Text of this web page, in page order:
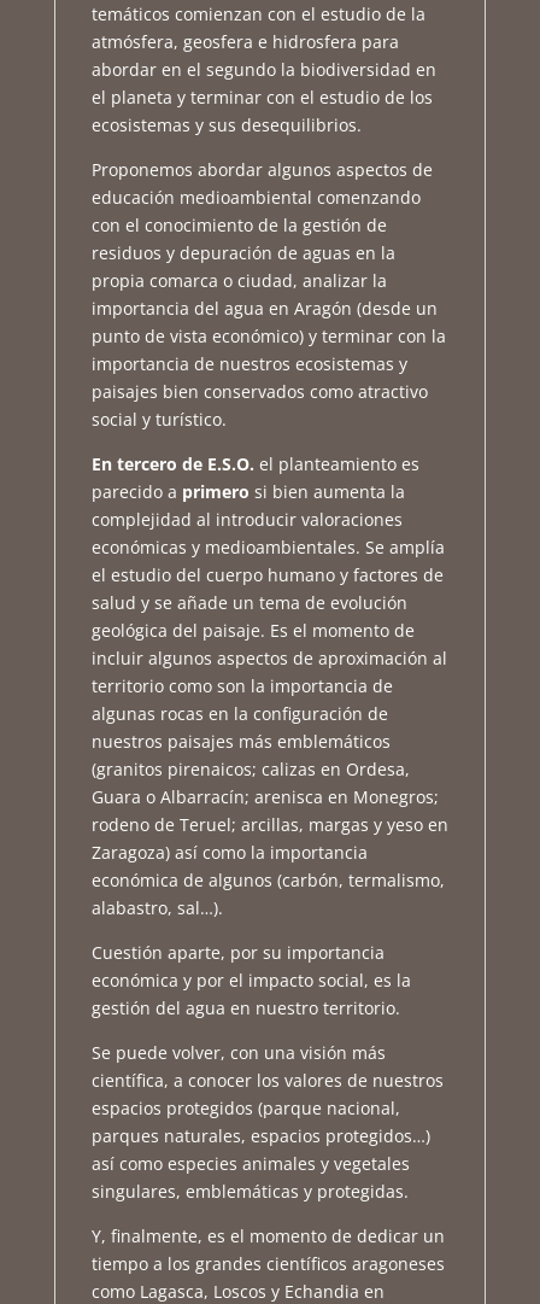
temáticos comienzan con el estudio de la
atmósfera, geosfera e hidrosfera para
abordar en el segundo la biodiversidad en
el planeta y terminar con el estudio de los
ecosistemas y sus desequilibrios.
Proponemos abordar algunos aspectos de
educación medioambiental comenzando
con el conocimiento de la gestión de
residuos y depuración de aguas en la
propia comarca o ciudad, analizar la
importancia del agua en Aragón (desde un
punto de vista económico) y terminar con la
importancia de nuestros ecosistemas y
paisajes bien conservados como atractivo
social y turístico.
En tercero de E.S.O. el planteamiento es
parecido a primero si bien aumenta la
complejidad al introducir valoraciones
económicas y medioambientales. Se amplía
el estudio del cuerpo humano y factores de
salud y se añade un tema de evolución
geológica del paisaje. Es el momento de
incluir algunos aspectos de aproximación al
territorio como son la importancia de
algunas rocas en la configuración de
nuestros paisajes más emblemáticos
(granitos pirenaicos; calizas en Ordesa,
Guara o Albarracín; arenisca en Monegros;
rodeno de Teruel; arcillas, margas y yeso en
Zaragoza) así como la importancia
económica de algunos (carbón, termalismo,
alabastro, sal…).
Cuestión aparte, por su importancia
económica y por el impacto social, es la
gestión del agua en nuestro territorio.
Se puede volver, con una visión más
científica, a conocer los valores de nuestros
espacios protegidos (parque nacional,
parques naturales, espacios protegidos…)
así como especies animales y vegetales
singulares, emblemáticas y protegidas.
Y, finalmente, es el momento de dedicar un
tiempo a los grandes científicos aragoneses
como Lagasca, Loscos y Echandia en